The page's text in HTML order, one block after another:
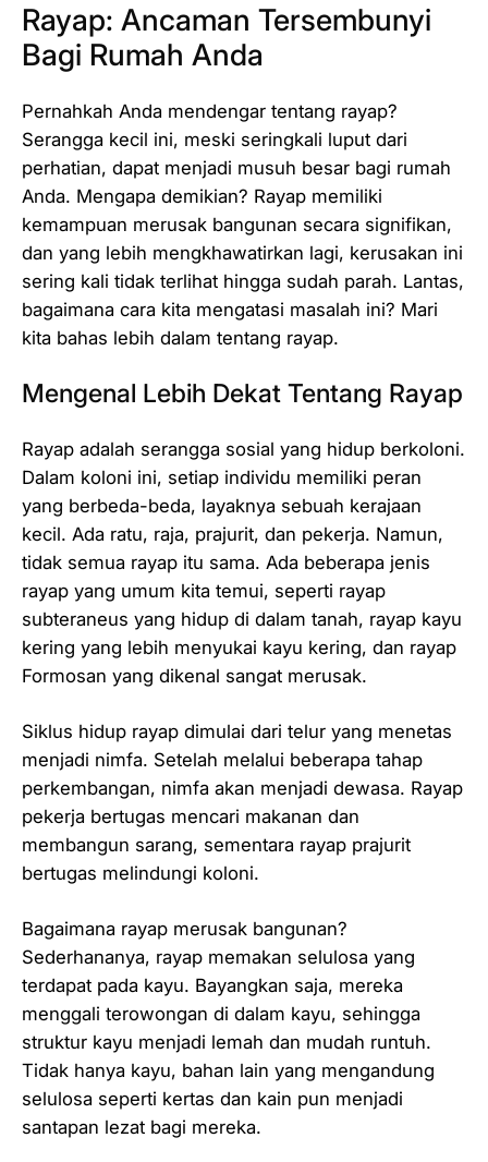
Rayap: Ancaman Tersembunyi
Bagi Rumah Anda
Pernahkah Anda mendengar tentang rayap?
Serangga kecil ini, meski seringkali luput dari
perhatian, dapat menjadi musuh besar bagi rumah
Anda. Mengapa demikian? Rayap memiliki
kemampuan merusak bangunan secara signifikan,
dan yang lebih mengkhawatirkan lagi, kerusakan ini
sering kali tidak terlihat hingga sudah parah. Lantas,
bagaimana cara kita mengatasi masalah ini? Mari
kita bahas lebih dalam tentang rayap.
Mengenal Lebih Dekat Tentang Rayap
Rayap adalah serangga sosial yang hidup berkoloni.
Dalam koloni ini, setiap individu memiliki peran
yang berbeda-beda, layaknya sebuah kerajaan
kecil. Ada ratu, raja, prajurit, dan pekerja. Namun,
tidak semua rayap itu sama. Ada beberapa jenis
rayap yang umum kita temui, seperti rayap
subteraneus yang hidup di dalam tanah, rayap kayu
kering yang lebih menyukai kayu kering, dan rayap
Formosan yang dikenal sangat merusak.
Siklus hidup rayap dimulai dari telur yang menetas
menjadi nimfa. Setelah melalui beberapa tahap
perkembangan, nimfa akan menjadi dewasa. Rayap
pekerja bertugas mencari makanan dan
membangun sarang, sementara rayap prajurit
bertugas melindungi koloni.
Bagaimana rayap merusak bangunan?
Sederhananya, rayap memakan selulosa yang
terdapat pada kayu. Bayangkan saja, mereka
menggali terowongan di dalam kayu, sehingga
struktur kayu menjadi lemah dan mudah runtuh.
Tidak hanya kayu, bahan lain yang mengandung
selulosa seperti kertas dan kain pun menjadi
santapan lezat bagi mereka.